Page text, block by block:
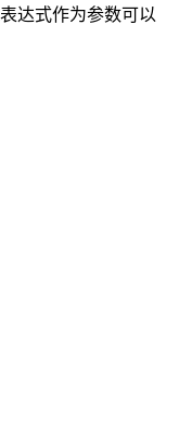
达式作为参数可以